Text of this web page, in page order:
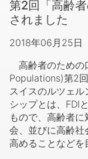
第2回「高齢
されました
2018年06月25日
高齢者のための
Populations)第2
スイスのルツェ
シップとは、FDI
もので、高齢者
会、並びに高齢社
高めることなどを